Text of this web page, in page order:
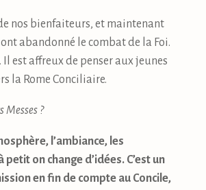
nos bienfaiteurs, et maintenant
abandonné le combat de la Foi.
est affreux de penser aux jeunes
la Rome Conciliaire.
Messes ?
l’ambiance, les
on change d’idées. C’est un
en fin de compte au Concile,